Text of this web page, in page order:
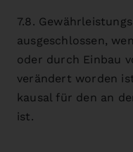
7.8.
ausgeschlossen,
oder durch Einbau
verändert worden
kausal für den an
ist.